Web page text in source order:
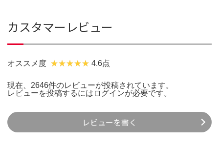
カスタマーレビュー
オススメ度 4.6点
現在、2646件のレビューが投稿されています。
レビューを投稿するには ログインが必要です。
レビューを書く